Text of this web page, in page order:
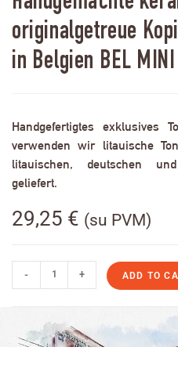
originalgetreue
in Belgien BEL
Handgefertigtes exklusives
verwenden wir litauische
litauischen, deutschen
geliefert.
29,25 € (su PVM)
- + ADD TO